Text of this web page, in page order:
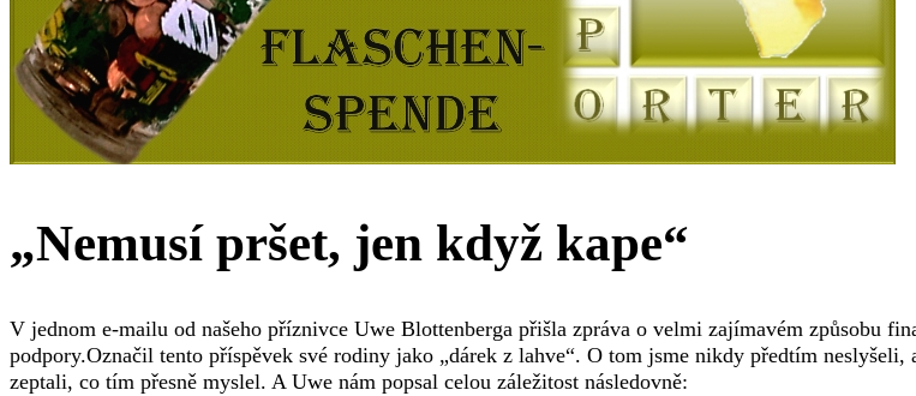
„Nemusí pršet, jen když kape“
V jednom e-mailu od našeho příznivce Uwe Blottenberga přišla zpráva o velmi zajímavém způsobu
podpory.Označil tento příspěvek své rodiny jako „dárek z lahve“. O tom jsme nikdy předtím neslyšeli,
zeptali, co tím přesně myslel. A Uwe nám popsal celou záležitost následovně: